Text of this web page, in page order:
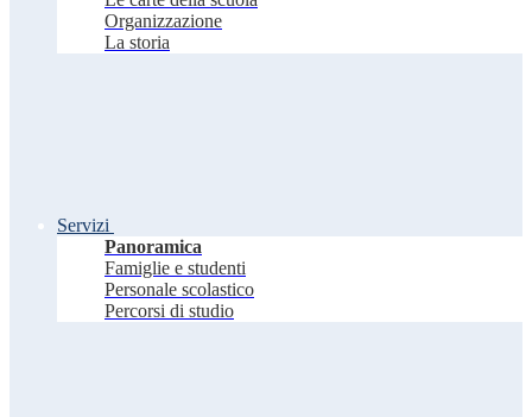
Organizzazione
La storia
Servizi
Panoramica
Famiglie e studenti
Personale scolastico
Percorsi di studio